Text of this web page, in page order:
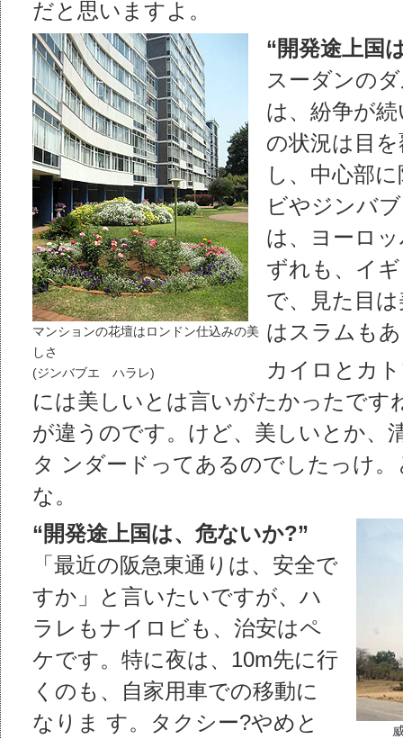
だと思いますよ。
マンションの花壇はロンドン仕込みの美
しさ
(ジンバブエ ハラレ)
“開発途上国
スーダンの
は、紛争が
の状況は目
し、中心部
ビやジンバ
は、ヨーロ
ずれも、イ
で、見た目
はスラムも
カイロとカ
には美しいとは言いがたかったです
が違うのです。けど、美しいとか
タ ンダードってあるのでしたっけ
な。
“開発途上国は、危ないか?”
「最近の阪急東通りは、安全で
すか」と言いたいですが、ハ
ラレもナイロビも、治安はペ
ケです。特に夜は、10m先に行
くのも、自家用車での移動に
なりま す。タクシー?やめと